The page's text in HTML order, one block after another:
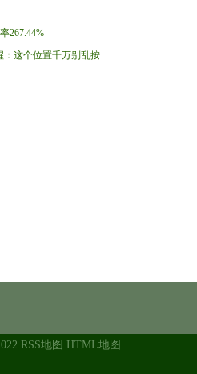
267.44%
：这个位置千万别乱按
RSS地图 HTML地图